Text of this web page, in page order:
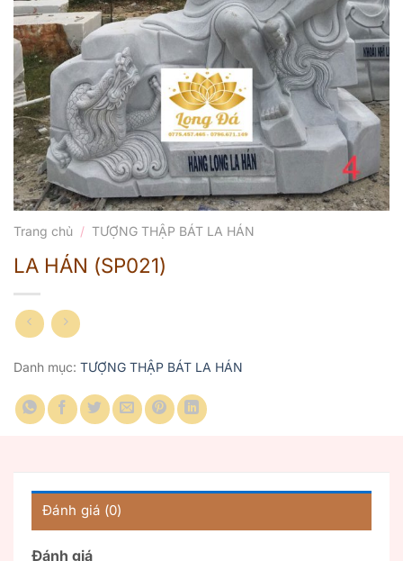
Trang chủ / TƯỢNG THẬP BÁT LA HÁN
LA HÁN (SP021)
Danh mục: TƯỢNG THẬP BÁT LA HÁN
Đánh giá (0)
Đánh giá